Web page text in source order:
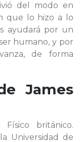
del modo en
que lo hizo a lo
ayudará por un
humano, y por
de forma
James
Físico británico.
Universidad de